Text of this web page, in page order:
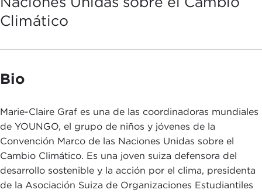
Climático
Bio
Marie-Claire Graf es una de las coordinadoras mundiales
de YOUNGO, el grupo de niños y jóvenes de la
Convención Marco de las Naciones Unidas sobre el
Cambio Climático. Es una joven suiza defensora del
desarrollo sostenible y la acción por el clima, presidenta
de la Asociación Suiza de Organizaciones Estudiantiles